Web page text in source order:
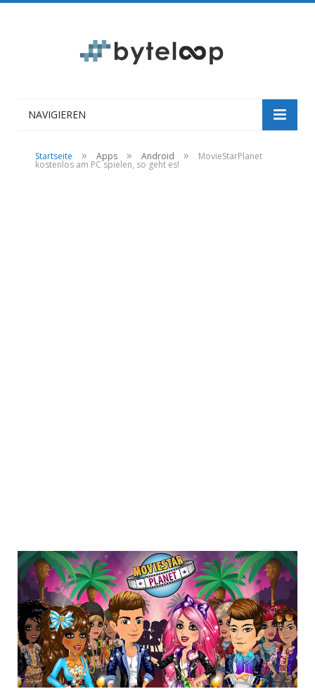
NAVIGIEREN
Startseite » Apps » Android » MovieStarPlanet
kostenlos am PC spielen, so geht es!